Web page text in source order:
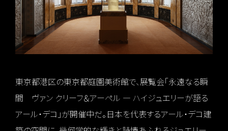
東京都港区の東京都庭園美術館で、展覧会「永遠なる瞬
間 ヴァン クリーフ＆アーペル ― ハイジュエリーが語る
アール・デコ」が開催中だ。日本を代表するアール・デコ建